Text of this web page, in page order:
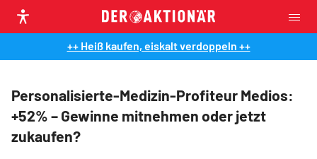
++ Heiß kaufen, eiskalt verdoppeln ++
Personalisierte-Medizin-Profiteur Medios:
+52% – Gewinne mitnehmen oder jetzt
zukaufen?